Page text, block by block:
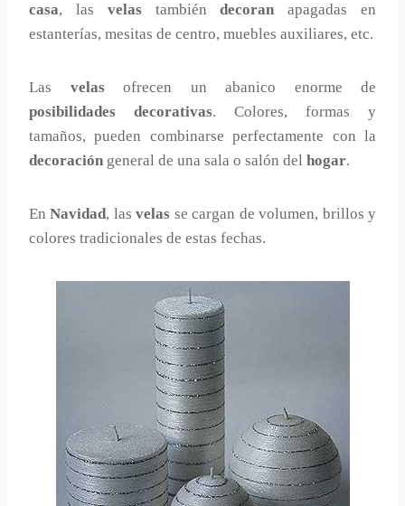
casa, las velastambiéndecoran apagadas en
estanterías, mesitas de centro, muebles auxiliares, etc.
Las velasofrecen un abanico enorme de
posibilidades decorativas. Colores, formas y
tamaños, pueden combinarse perfectamente con la
decoración general de una sala o salón del hogar.
EnNavidad, lasvelas se cargan de volumen, brillos y
colores tradicionales de estas fechas.